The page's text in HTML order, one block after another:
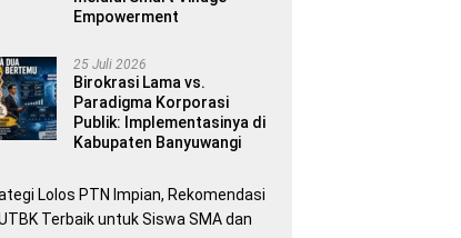
Empowerment
25 Juli 2026
Birokrasi Lama vs.
Paradigma Korporasi
Publik: Implementasinya di
Kabupaten Banyuwangi